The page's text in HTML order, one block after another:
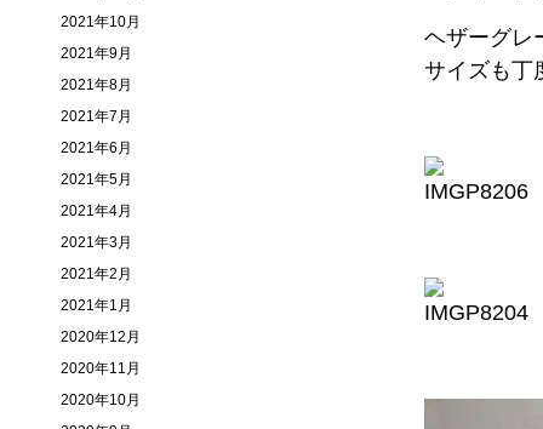
2021年10月
2021年9月
2021年8月
2021年7月
2021年6月
2021年5月
2021年4月
2021年3月
2021年2月
2021年1月
2020年12月
2020年11月
2020年10月
ヘザーグレ
サイズも丁